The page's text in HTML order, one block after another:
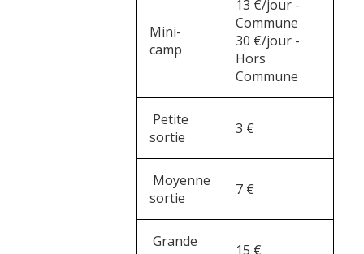
Mini-
camp
13 €/jour -
Commune
30 €/jour -
Hors
Commune
Petite
sortie
3 €
Moyenne
sortie
7 €
Grande
15 €